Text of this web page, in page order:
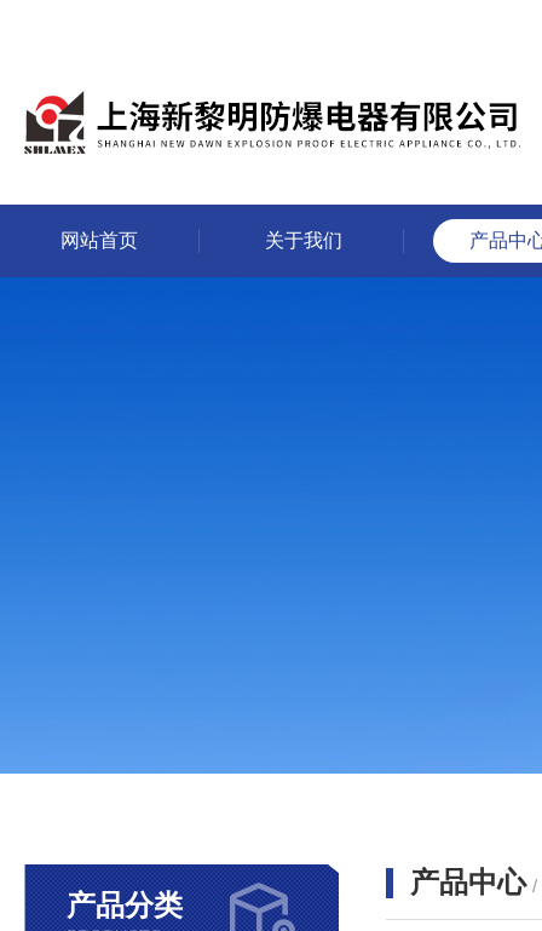
网站首页 关于我们 产品中
产品分类
产品中心 /